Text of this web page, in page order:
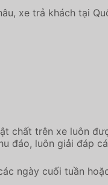
xe trả khách tại
chất trên xe luôn
đáo, luôn giải đáp
ngày cuối tuần